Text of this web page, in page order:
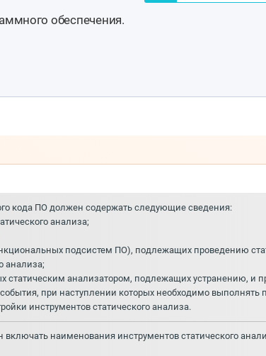
обеспечения.
кода ПО должен содержать следующие сведения:
анализа;
подсистем ПО), подлежащих проведению
анализа;
анализатором, подлежащих устранению, и
при наступлении которых необходимо выполнять
инструментов статического анализа.
включать наименования инструментов статического